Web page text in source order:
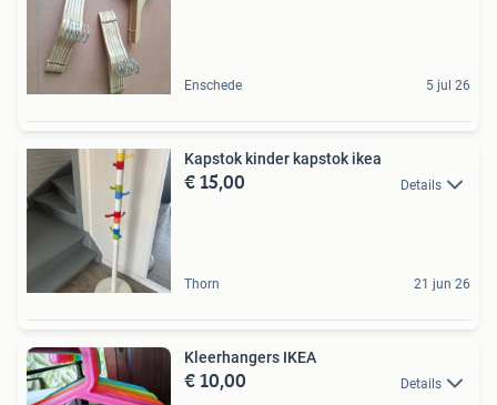
Enschede 5 jul 26
Kapstok kinder kapstok ikea
€ 15,00 Details
Thorn 21 jun 26
Kleerhangers IKEA
€ 10,00 Details